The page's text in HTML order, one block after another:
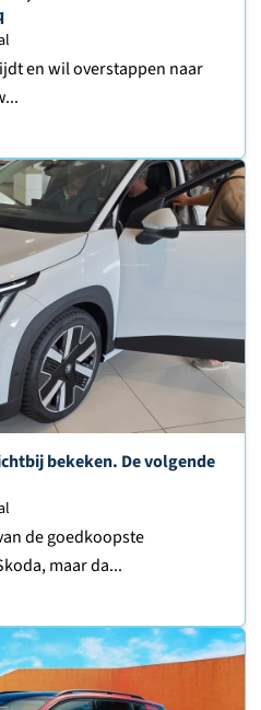
en wil overstappen naar
bekeken. De volgende
de goedkoopste
maar da...